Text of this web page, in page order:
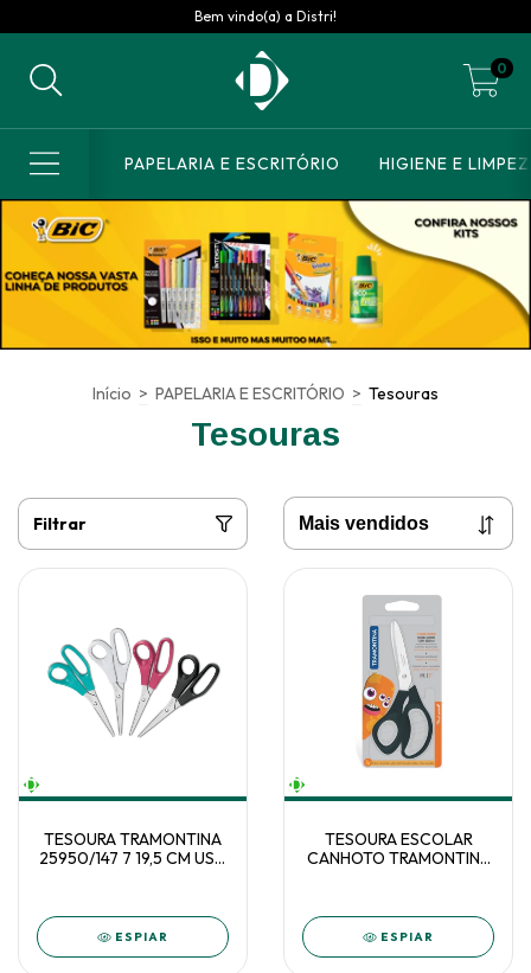
Bem vindo(a) a Distri!
0
PAPELARIA E ESCRITÓRIO HIGIENE E
Início > PAPELARIA E ESCRITÓRIO > Tesouras
Tesouras
Filtrar
TESOURA TRAMONTINA
25950/147 7 19,5 CM USO
ESPIAR
TESOURA ESCOLAR
CANHOTO TRAMONTINA
ESPIAR